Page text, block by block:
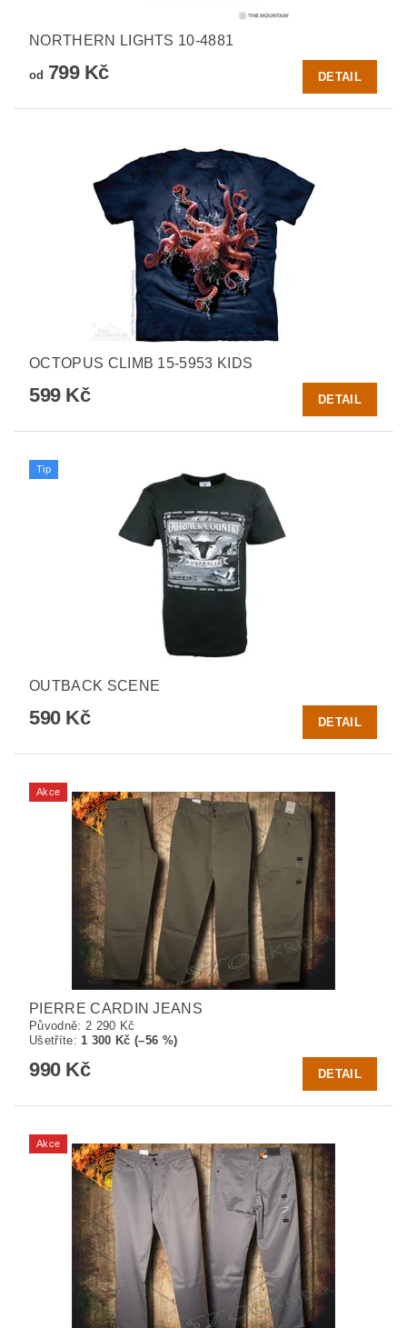
NORTHERN LIGHTS 10-4881
od 799 Kč DETAIL
OCTOPUS CLIMB 15-5953 KIDS
599 Kč DETAIL
Tip
OUTBACK SCENE
590 Kč DETAIL
Akce
PIERRE CARDIN JEANS
Původně: 2 290 Kč
Ušetříte:1 300 Kč (–56 %)
990 Kč DETAIL
Akce